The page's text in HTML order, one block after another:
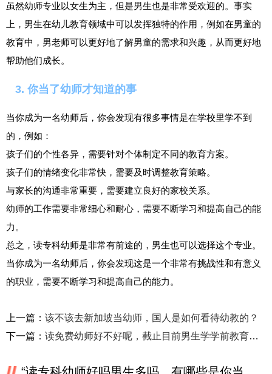
虽然幼师专业以女生为主，但是男生也是非常受欢迎的。事实
上，男生在幼儿教育领域中可以发挥独特的作用，例如在男童的
教育中，男老师可以更好地了解男童的需求和兴趣，从而更好地
帮助他们成长。
3. 你当了幼师才知道的事
当你成为一名幼师后，你会发现有很多事情是在学校里学不到
的，例如：
孩子们的个性各异，需要针对个体制定不同的教育方案。
孩子们的情绪变化非常快，需要及时调整教育策略。
与家长的沟通非常重要，需要建立良好的家校关系。
幼师的工作需要非常细心和耐心，需要不断学习和提高自己的能
力。
总之，读专科幼师是非常有前途的，男生也可以选择这个专业。
当你成为一名幼师后，你会发现这是一个非常有挑战性和有意义
的职业，需要不断学习和提高自己的能力。
上一篇： 该不该去新加坡当幼师，国人是如何看待幼教的？
下一篇： 读免费幼师好不好呢，截止目前男生学学前教育专业有没有优势，就业情况怎么样？